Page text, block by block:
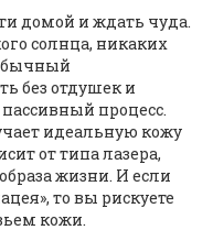
домой и ждать чуда.
солнца, никаких
без отдушек и
процесс.
идеальную кожу
от типа лазера,
жизни. И если
то вы рискуете
кожи.